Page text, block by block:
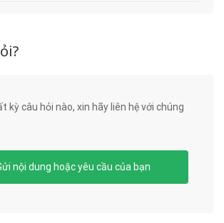
kỳ câu hỏi nào, xin hãy liên hệ với chúng
nội dung hoặc yêu cầu của bạn